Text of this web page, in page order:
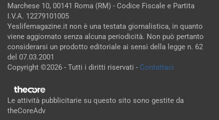
Marchese 10, 00141 Roma (RM) - Codice Fiscale e Partita
I.V.A. 12279101005
Yeslifemagazine.it non è una testata giornalistica, in quanto
viene aggiornato senza alcuna periodicità. Non può pertanto
considerarsi un prodotto editoriale ai sensi della legge n. 62
del 07.03.2001
Copyright ©2026 - Tutti i diritti riservati - Contattaci
Le attività pubblicitarie su questo sito sono gestite da
theCoreAdv